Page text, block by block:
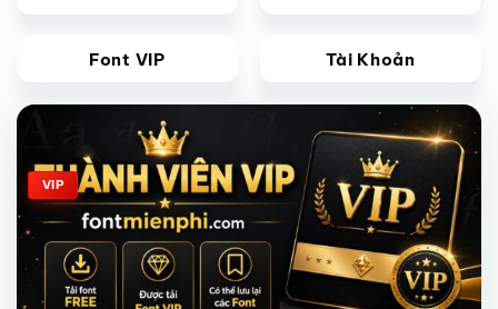
Font VIP Tài Khoản
Giảm giá!
VIP